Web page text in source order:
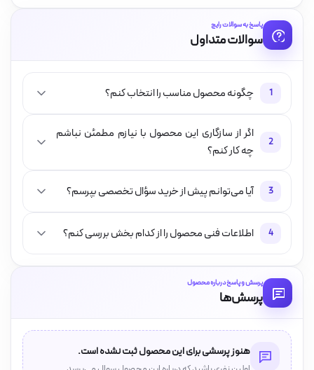
پاسخ به سوالات رایج
سوالات متداول
1 چگونه محصول مناسب را انتخاب کنم؟
2
اگر از سازگاری این محصول با نیازم مطمئن نباشم
چه کار کنم؟
3 آیا می‌توانم پیش از خرید سؤال تخصصی بپرسم؟
4 اطلاعات فنی محصول را از کدام بخش بررسی کنم؟
پرسش و پاسخ درباره محصول
پرسش‌ها
هنوز پرسشی برای این محصول ثبت نشده است.